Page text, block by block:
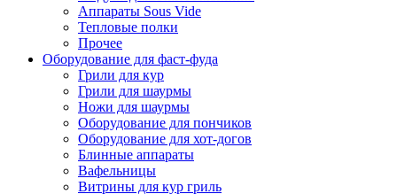
Аппараты Sous Vide
Тепловые полки
Прочее
Оборудование для фаст-фуда
Грили для кур
Грили для шаурмы
Ножи для шаурмы
Оборудование для пончиков
Оборудование для хот-догов
Блинные аппараты
Вафельницы
Витрины для кур гриль